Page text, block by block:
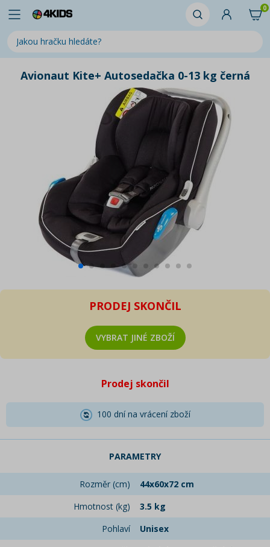
0
Avionaut Kite+ Autosedačka 0-13 kg černá
PRODEJ SKONČIL
VYBRAT JINÉ ZBOŽÍ
Prodej skončil
100 dní na vrácení zboží
PARAMETRY
Rozměr (cm)
44x60x72 cm
Hmotnost (kg)
3.5 kg
Pohlaví
Unisex